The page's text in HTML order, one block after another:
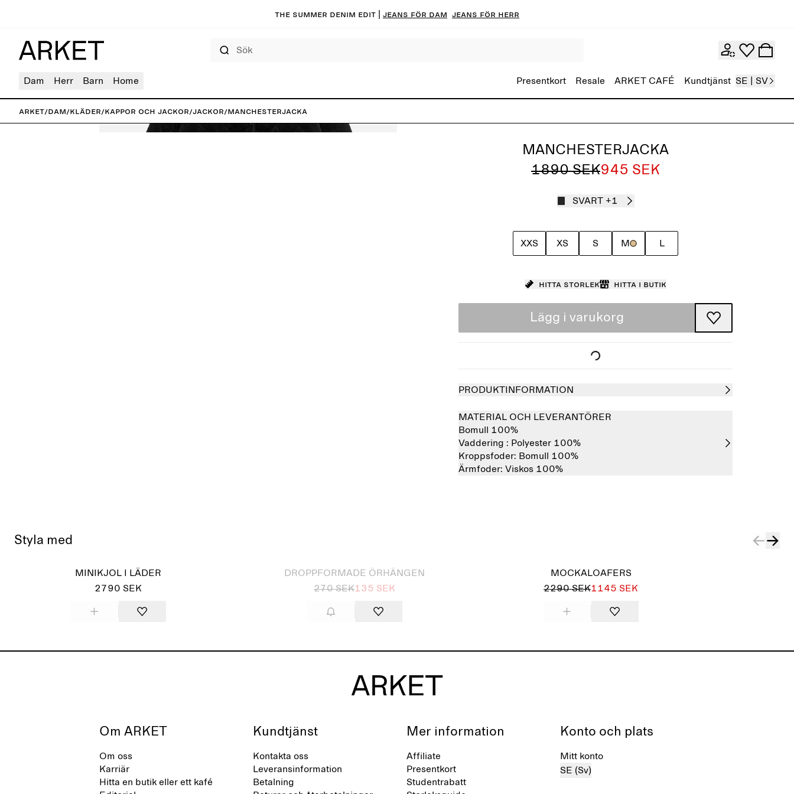
The summer denim edit | Jeans för dam Jeans för herr
Dam Herr Barn Home Presentkort Resale ARKET CAFÉ Kundtjänst SE | SV
ARKET/Dam/Kläder/Kappor och jackor/Jackor/Manchesterjacka
MANCHESTERJACKA
1890 SEK945 SEK
SVART +1
XXS XS S M L
Hitta storlek Hitta i butik
Lägg i varukorg
PRODUKTINFORMATION
MATERIAL OCH LEVERANTÖRER
Bomull 100%
Vaddering : Polyester 100%
Kroppsfoder: Bomull 100%
Ärmfoder: Viskos 100%
Styla med
MINIKJOL I LÄDER
2790 SEK
DROPPFORMADE ÖRHÄNGEN
270 SEK135 SEK
MOCKALOAFERS
2290 SEK1145 SEK
Om ARKET
Om oss
Karriär
Hitta en butik eller ett kafé
Kundtjänst
Kontakta oss
Leveransinformation
Betalning
Mer information
Affiliate
Presentkort
Studentrabatt
Konto och plats
Mitt konto
SE (Sv)